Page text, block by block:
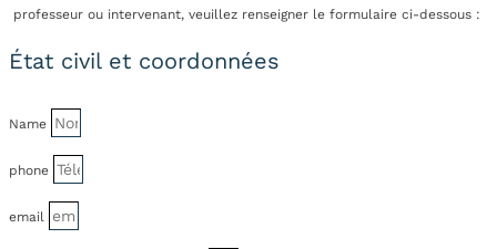
professeur ou intervenant, veuillez renseigner le formulaire ci-dessous :
État civil et coordonnées
Name
phone
email